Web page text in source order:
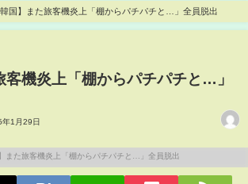
韓国】また旅客機炎上「棚からパチパチと…」全員脱出
客機炎上「棚からパチパチと…」
年1月29日